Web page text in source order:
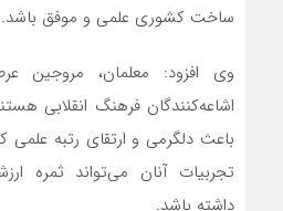
ساخت کشوری علمی و موفق باشد.
وی افزود: معلمان، مروجین
اشاعه‌کنندگان فرهنگ انقلابی
باعث دلگرمی و ارتقای رتبه
تجربیات آنان می‌تواند ثمره